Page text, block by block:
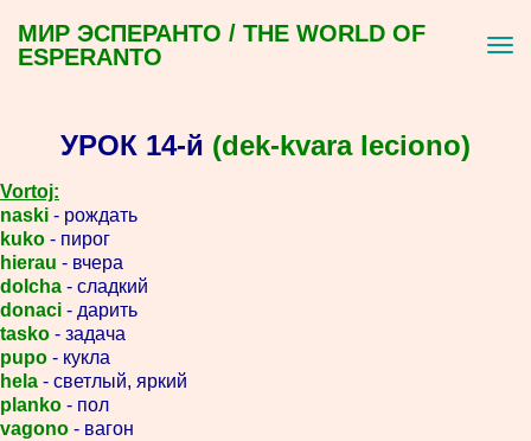
МИР ЭСПЕРАНТО / THE WORLD OF
ESPERANTO
УРОК 14-й (dek-kvara leciono)
Vortoj:
naski - рождать
kuko - пирог
hierau - вчера
dolcha - сладкий
donaci - дарить
tasko - задача
pupo - кукла
hela - светлый, яркий
planko - пол
vagono - вагон